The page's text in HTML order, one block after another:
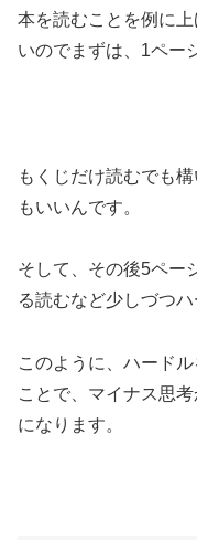
本を読むことを例に
いのでまずは、1ペー
もくじだけ読むでも
もいいんです。
そして、その後5ペー
る読むなど少しづつ
このように、ハード
ことで、マイナス思
になります。